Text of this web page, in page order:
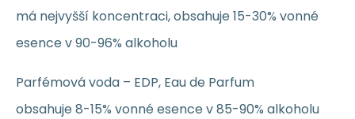
má nejvyšší koncentraci, obsahuje 15-30% vonné
esence v 90-96% alkoholu
Parfémová voda – EDP, Eau de Parfum
obsahuje 8-15% vonné esence v 85-90% alkoholu